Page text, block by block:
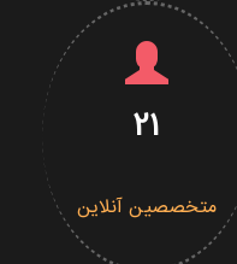
21
متخصصین آنلاین